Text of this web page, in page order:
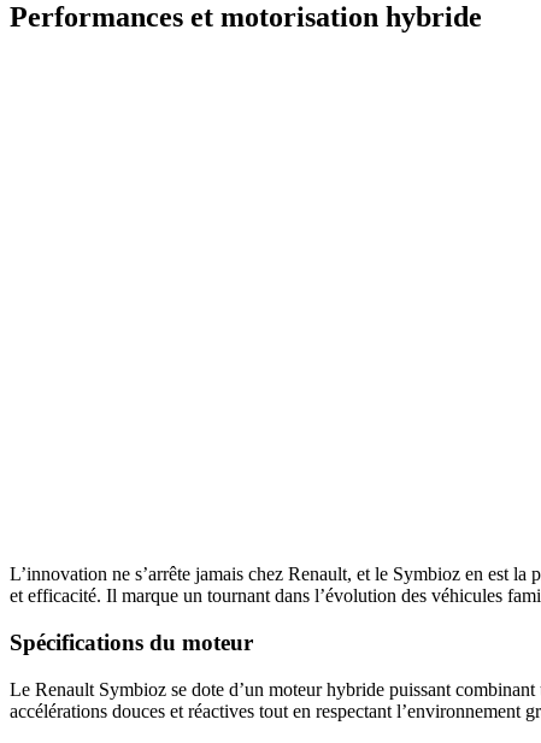
Performances et motorisation hybride
L’innovation ne s’arrête jamais chez Renault, et le Symbioz en est
et efficacité. Il marque un tournant dans l’évolution des véhicules
Spécifications du moteur
Le Renault Symbioz se dote d’un moteur hybride puissant
accélérations douces et réactives tout en respectant l’environnement